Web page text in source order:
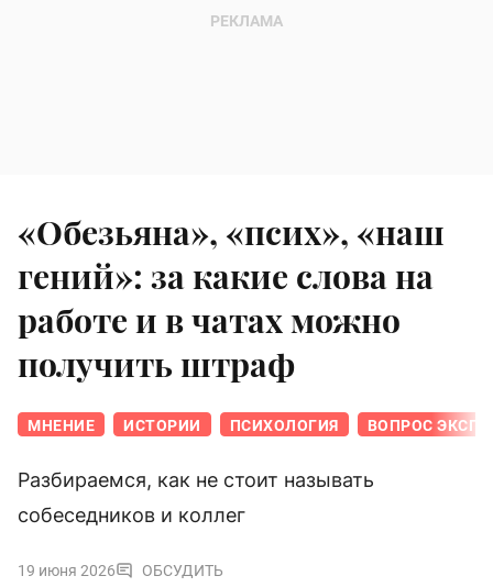
«Обезьяна», «псих», «наш
гений»: за какие слова на
работе и в чатах можно
получить штраф
МНЕНИЕ ИСТОРИИ ПСИХОЛОГИЯ ВОПРОС
Разбираемся, как не стоит называть
собеседников и коллег
19 июня 2026 ОБСУДИТЬ